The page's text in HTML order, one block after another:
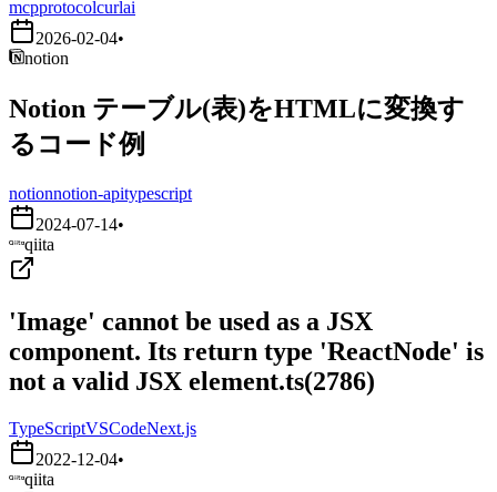
mcpprotocolcurlai
2026-02-04•
notion
Notion テーブル(表)をHTMLに変換す
るコード例
notionnotion-apitypescript
2024-07-14•
qiita
'Image' cannot be used as a JSX
component. Its return type 'ReactNode' is
not a valid JSX element.ts(2786)
TypeScriptVSCodeNext.js
2022-12-04•
qiita